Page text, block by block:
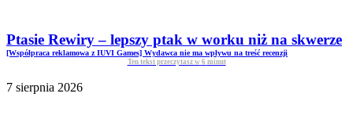
Ptasie Rewiry – lepszy ptak w worku niż na skwerze
[Współpraca reklamowa z IUVI Games] Wydawca nie ma wpływu na treść recenzji
Ten tekst przeczytasz w 6 minut
7 sierpnia 2026